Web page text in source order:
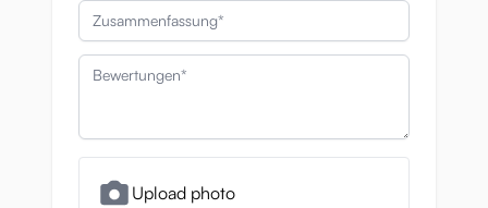
Zusammenfassung
Bewertungen
Upload photo